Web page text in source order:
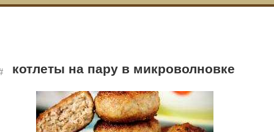
котлеты на пару в микроволновке